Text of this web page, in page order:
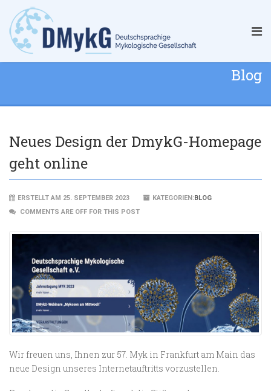
Blog
Neues Design der DmykG-Homepage
geht online
ERSTELLT AM 25. SEPTEMBER 2023 KATEGORIEN:BLOG
COMMENTS ARE OFF FOR THIS POST
Wir freuen uns, Ihnen zur 57. Myk in Frankfurt am Main das
neue Design unseres Internetauftritts vorzustellen.